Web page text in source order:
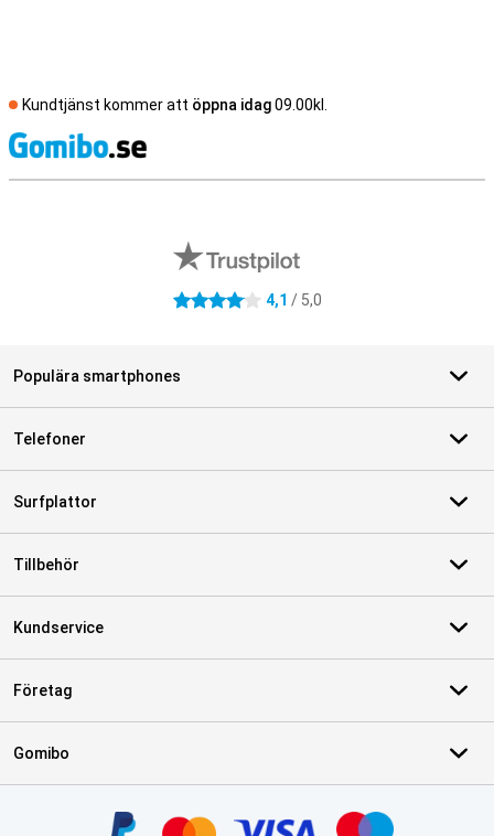
Kundtjänst kommer att öppna idag09.00kl.
4.1 stjärnor 4,1 / 5,0
Populära smartphones
Telefoner
Surfplattor
Tillbehör
Kundservice
Företag
Gomibo